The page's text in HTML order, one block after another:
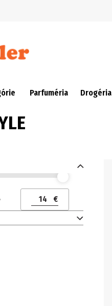
Parfuméria Drogéria
(€) od
(€) do
Cena (€) do
€